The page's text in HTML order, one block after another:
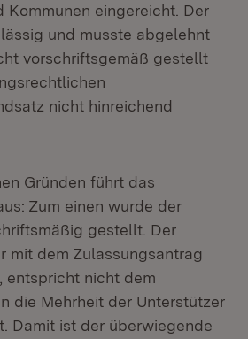
Kommunen eingereicht. Der
und musste abgelehnt
vorschriftsgemäß gestellt
nicht hinreichend
Gründen führt das
Zum einen wurde der
gestellt. Der
mit dem Zulassungsantrag
entspricht nicht dem
die Mehrheit der Unterstützer
Damit ist der überwiegende